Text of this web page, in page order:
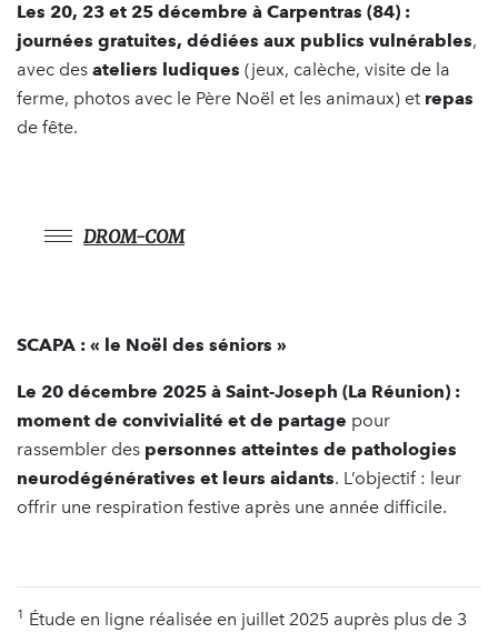
Les 20, 23 et 25 décembre à Carpentras (84) :
journées gratuites, dédiées aux publics vulnérables,
avec des ateliers ludiques (jeux, calèche, visite de la
ferme, photos avec le Père Noël et les animaux) et repas
de fête.
DROM-COM
SCAPA : « le Noël des séniors »
Le 20 décembre 2025 à Saint-Joseph (La Réunion) :
moment de convivialité et de partage pour
rassembler des personnes atteintes de pathologies
neurodégénératives et leurs aidants. L’objectif : leur
offrir une respiration festive après une année difficile.
1 Étude en ligne réalisée en juillet 2025 auprès plus de 3